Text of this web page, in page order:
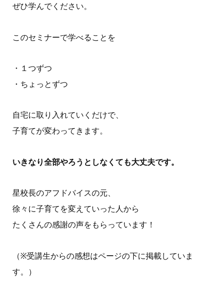
ぜひ学んでください。
このセミナーで学べることを
・１つずつ
・ちょっとずつ
自宅に取り入れていくだけで、
子育てが変わってきます。
いきなり全部やろうとしなくても大丈夫です。
星校長のアフドバイスの元、
徐々に子育てを変えていった人から
たくさんの感謝の声をもらっています！
（※受講生からの感想はページの下に掲載していま
す。）